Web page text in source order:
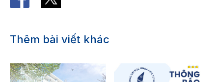
Thêm bài viết khác